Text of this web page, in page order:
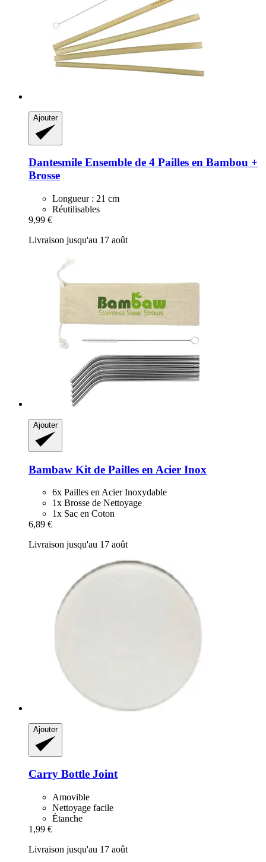
Ajouter
Dantesmile Ensemble de 4 Pailles en Bambou +
Brosse
Longueur : 21 cm
Réutilisables
9,99 €
Livraison jusqu'au 17 août
Ajouter
Bambaw Kit de Pailles en Acier Inox
6x Pailles en Acier Inoxydable
1x Brosse de Nettoyage
1x Sac en Coton
6,89 €
Livraison jusqu'au 17 août
Ajouter
Carry Bottle Joint
Amovible
Nettoyage facile
Étanche
1,99 €
Livraison jusqu'au 17 août